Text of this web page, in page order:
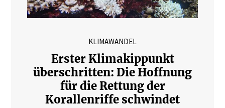
KLIMAWANDEL
Erster Klimakippunkt
überschritten: Die Hoffnung
für die Rettung der
Korallenriffe schwindet